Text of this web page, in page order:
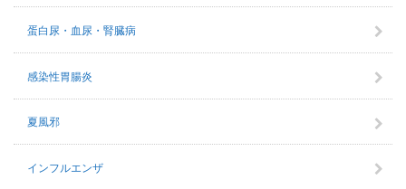
蛋白尿・血尿・腎臓病
感染性胃腸炎
夏風邪
インフルエンザ